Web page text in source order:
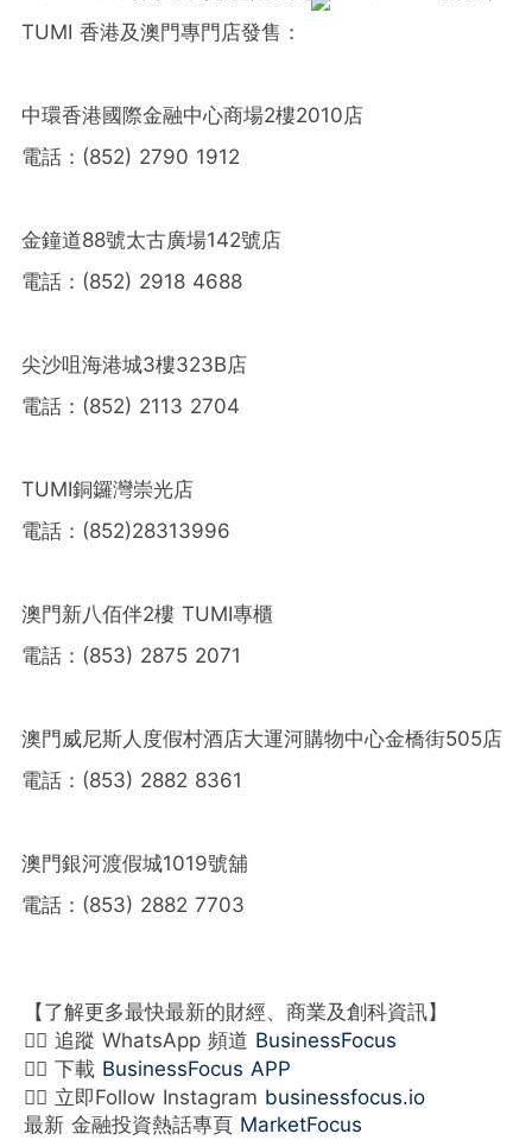
TUMI 香港及澳門專門店發售：
中環香港國際金融中心商場2樓2010店
電話：(852) 2790 1912
金鐘道88號太古廣場142號店
電話：(852) 2918 4688
尖沙咀海港城3樓323B店
電話：(852) 2113 2704
TUMI銅鑼灣崇光店
電話：(852)28313996
澳門新八佰伴2樓 TUMI專櫃
電話：(853) 2875 2071
澳門威尼斯人度假村酒店大運河購物中心金橋街505店
電話：(853) 2882 8361
澳門銀河渡假城1019號舖
電話：(853) 2882 7703
【了解更多最快最新的財經、商業及創科資訊】
👉🏻 追蹤 WhatsApp 頻道 BusinessFocus
👉🏻 下載 BusinessFocus APP
👉🏻 立即Follow Instagram businessfocus.io
最新 金融投資熱話專頁 MarketFocus